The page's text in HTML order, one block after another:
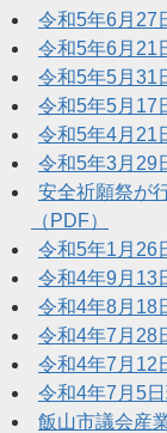
令和5年6月27
令和5年6月21
令和5年5月31
令和5年5月17
令和5年4月21
令和5年3月29
安全祈願祭が
（PDF）
令和5年1月26
令和4年9月13
令和4年8月18
令和4年7月28
令和4年7月12
令和4年7月5
飯山市議会産